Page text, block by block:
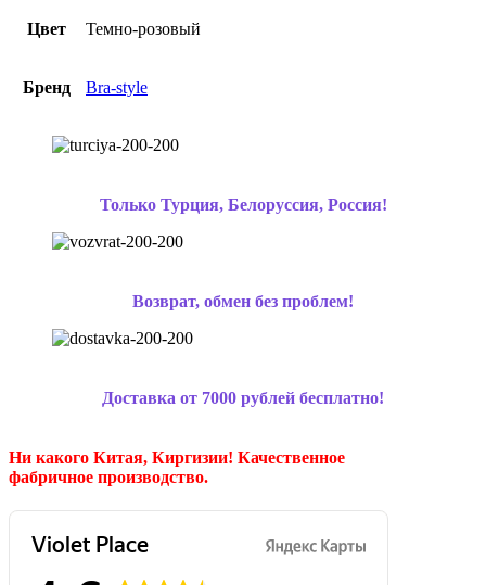
Цвет Темно-розовый
Бренд Bra-style
Только Турция, Белоруссия, Россия!
Возврат, обмен без проблем!
Доставка от 7000 рублей бесплатно!
Ни какого Китая, Киргизии! Качественное
фабричное производство.